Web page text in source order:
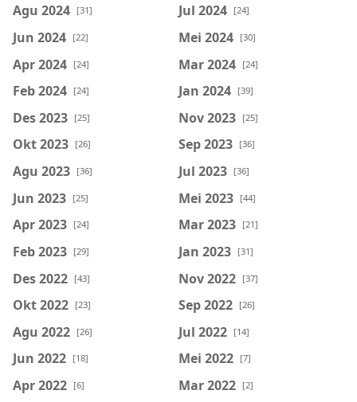
Agu 2024 [31] Jul 2024 [24]
Jun 2024 [22] Mei 2024 [30]
Apr 2024 [24] Mar 2024 [24]
Feb 2024 [24] Jan 2024 [39]
Des 2023 [25] Nov 2023 [25]
Okt 2023 [26] Sep 2023 [36]
Agu 2023 [36] Jul 2023 [36]
Jun 2023 [25] Mei 2023 [44]
Apr 2023 [24] Mar 2023 [21]
Feb 2023 [29] Jan 2023 [31]
Des 2022 [43] Nov 2022 [37]
Okt 2022 [23] Sep 2022 [26]
Agu 2022 [26] Jul 2022 [14]
Jun 2022 [18] Mei 2022 [7]
Apr 2022 [6] Mar 2022 [2]